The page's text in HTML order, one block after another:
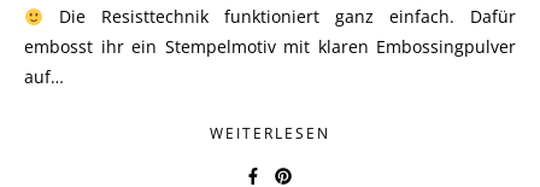
Die Resisttechnik funktioniert ganz einfach. Dafür
embosst ihr ein Stempelmotiv mit klaren Embossingpulver
auf…
WEITERLESEN